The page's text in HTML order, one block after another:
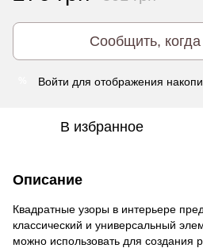
Сообщить, когда
Войти для отображения
В избранное
Описание
Квадратные узоры в интерьере
классический и универсальный
можно использовать для создания